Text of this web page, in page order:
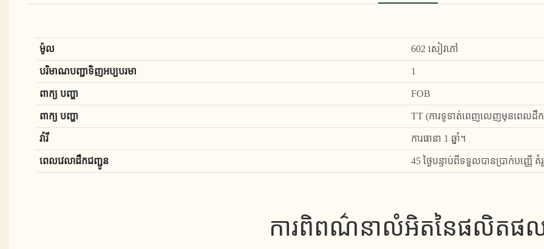
ម៉ូល
602 សៀវភៅ
បរិមាណបញ្ជាទិញអប្បបរមា
1
ពាក្យ បញ្ហា
FOB
ពាក្យ បញ្ហា
TT (ការទូទាត់ពេញលេញមុនពេលដឹ
វ៉ារី
ការធានា 1 ឆ្នាំ។
ពេលវេលាដឹកជញ្ជូន
45 ថ្ងៃបន្ទាប់ពីទទួលបានប្រាក់បញ្ញើ គំ
ការពិពណ៌នាលំអិតនៃផលិតផ